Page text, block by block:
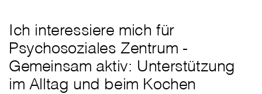
Ich interessiere mich für
Psychosoziales Zentrum -
Gemeinsam aktiv: Unterstützung
im Alltag und beim Kochen